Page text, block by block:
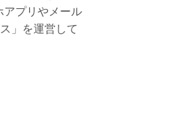
アプリやメール
」を運営して